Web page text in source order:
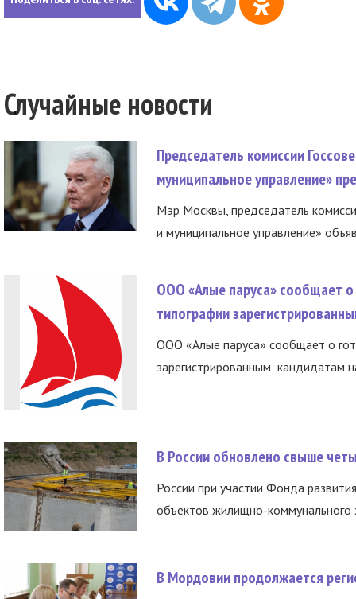
Случайные новости
Председатель комиссии
муниципальное управление»
Мэр Москвы, председатель
и муниципальное управление»
ООО «Алые паруса» сообщает о
типографии
ООО «Алые паруса» сообщает о
зарегистрированным кандидатам
В России обновлено свыше
России при участии Фонда
объектов жилищно-коммунального
В Мордовии продолжается